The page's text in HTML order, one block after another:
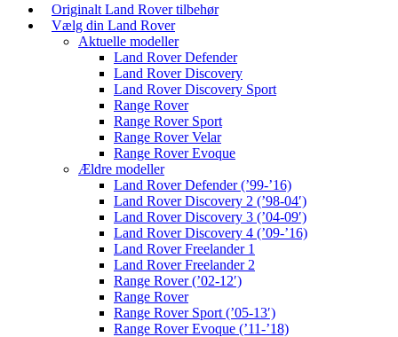
Originalt Land Rover tilbehør
Vælg din Land Rover
Aktuelle modeller
Land Rover Defender
Land Rover Discovery
Land Rover Discovery Sport
Range Rover
Range Rover Sport
Range Rover Velar
Range Rover Evoque
Ældre modeller
Land Rover Defender (’99-’16)
Land Rover Discovery 2 (’98-04′)
Land Rover Discovery 3 (’04-09′)
Land Rover Discovery 4 (’09-’16)
Land Rover Freelander 1
Land Rover Freelander 2
Range Rover (’02-12′)
Range Rover
Range Rover Sport (’05-13′)
Range Rover Evoque (’11-’18)